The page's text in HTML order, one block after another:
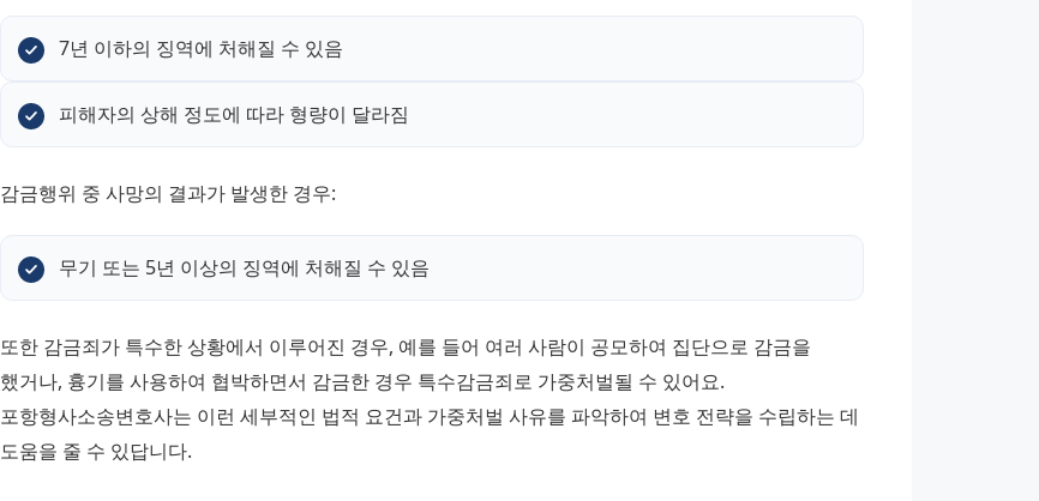
7년 이하의 징역에 처해질 수 있음
피해자의 상해 정도에 따라 형량이 달라짐
감금행위 중 사망의 결과가 발생한 경우:
무기 또는 5년 이상의 징역에 처해질 수 있음
또한 감금죄가 특수한 상황에서 이루어진 경우, 예를 들어 여러 사람이 공모하여 집단으로 감금을
했거나, 흉기를 사용하여 협박하면서 감금한 경우 특수감금죄로 가중처벌될 수 있어요.
포항형사소송변호사는 이런 세부적인 법적 요건과 가중처벌 사유를 파악하여 변호 전략을 수립하는 데
도움을 줄 수 있답니다.